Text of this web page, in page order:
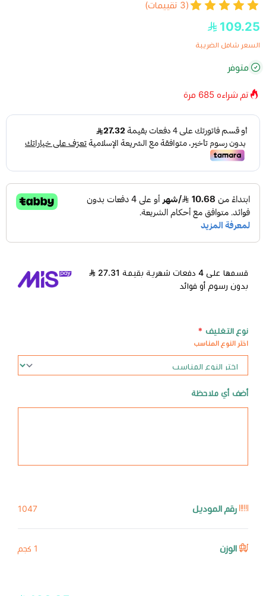
(3 تقييمات)
109.25
السعر شامل الضريبة
متوفر
تم شراءه 685 مرة
قسمها على 4 دفعات شهرية بقيمة 27.31
بدون رسوم أو فوائد
نوع التغليف *
اختر النوع المناسب
أضف أي ملاحظة
رقم الموديل 1047
الوزن 1 كجم